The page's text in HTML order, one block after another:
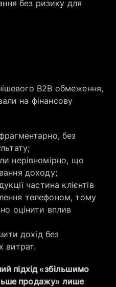
без ризику для
B2B обмеження,
на фінансову
без
нерівномірно, що
доходу;
частина клієнтів
телефоном, тому
оцінити вплив
дохід без
витрат.
підхід «збільшимо
продажу» лише